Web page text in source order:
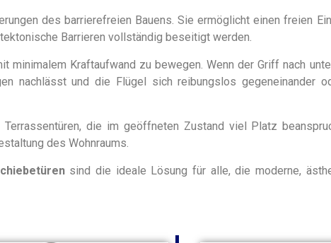
des barrierefreien Bauens. Sie ermöglicht einen freien
Barrieren vollständig beseitigt werden.
minimalem Kraftaufwand zu bewegen. Wenn der Griff nach
nachlässt und die Flügel sich reibungslos gegeneinander
die im geöffneten Zustand viel Platz
des Wohnraums.
sind die ideale Lösung für alle, die moderne,